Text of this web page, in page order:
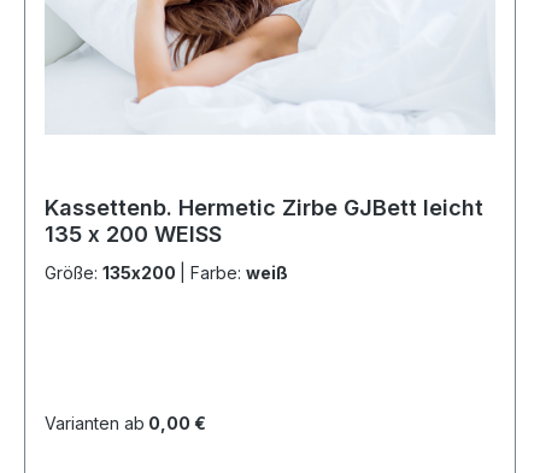
Kassettenb. Hermetic Zirbe GJBett leicht
135 x 200 WEISS
Größe: 135x200 Farbe: weiß
Varianten ab 0,00 €